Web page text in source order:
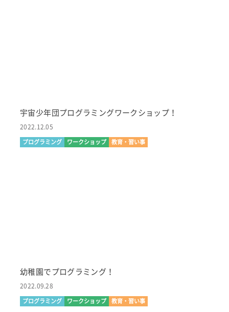
宇宙少年団プログラミングワークショップ！
2022.12.05
プログラミング ワークショップ 教育・習い事
幼稚園でプログラミング！
2022.09.28
プログラミング ワークショップ 教育・習い事